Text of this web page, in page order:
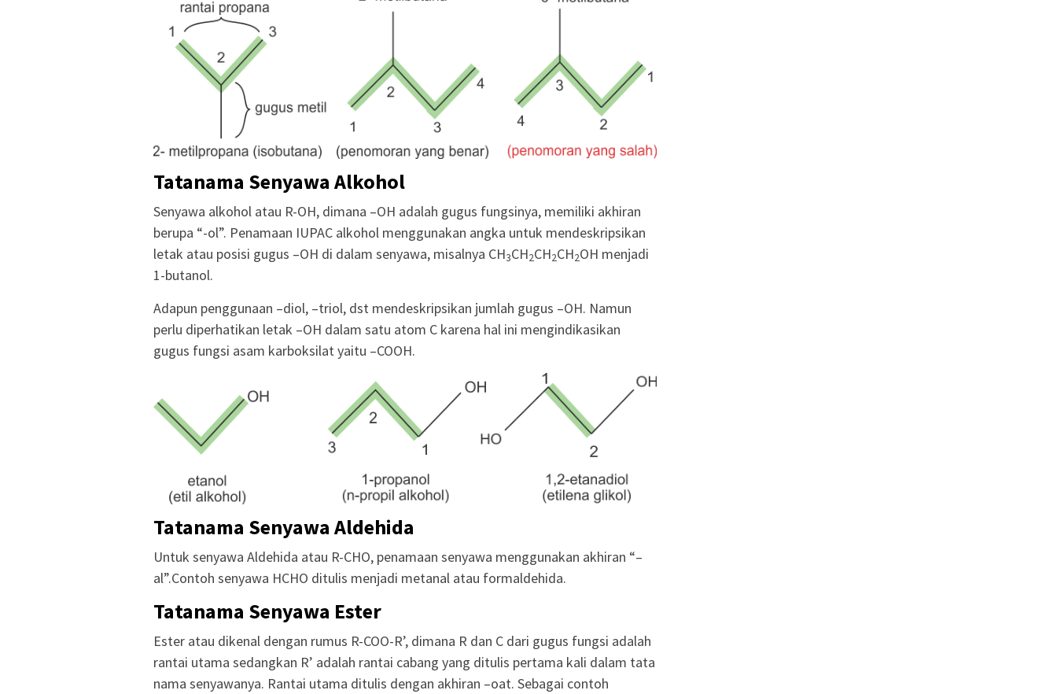
Tatanama Senyawa Alkohol
Senyawa alkohol atau R-OH, dimana –OH adalah gugus fungsinya, memiliki akhiran
berupa “-ol”. Penamaan IUPAC alkohol menggunakan angka untuk mendeskripsikan
letak atau posisi gugus –OH di dalam senyawa, misalnya CH3CH2CH2CH2OH menjadi
1-butanol.
Adapun penggunaan –diol, –triol, dst mendeskripsikan jumlah gugus –OH. Namun
perlu diperhatikan letak –OH dalam satu atom C karena hal ini mengindikasikan
gugus fungsi asam karboksilat yaitu –COOH.
Tatanama Senyawa Aldehida
Untuk senyawa Aldehida atau R-CHO, penamaan senyawa menggunakan akhiran “–
al”.Contoh senyawa HCHO ditulis menjadi metanal atau formaldehida.
Tatanama Senyawa Ester
Ester atau dikenal dengan rumus R-COO-R’, dimana R dan C dari gugus fungsi adalah
rantai utama sedangkan R’ adalah rantai cabang yang ditulis pertama kali dalam tata
nama senyawanya. Rantai utama ditulis dengan akhiran –oat. Sebagai contoh